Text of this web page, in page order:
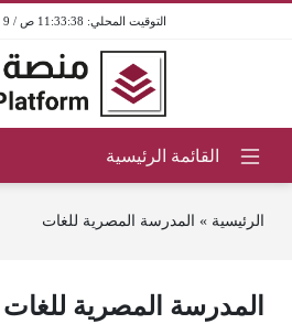
11:33:38 ص / 9 أغسطس 2026
الرئيسية » المدرسة المصرية للغات
المدرسة المصرية للغات